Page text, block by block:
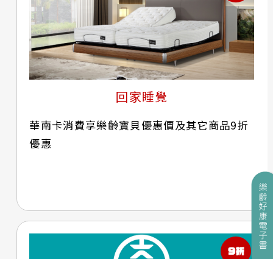
回家睡覺
華南卡消費享樂齡寶貝優惠價及其它商品9折
優惠